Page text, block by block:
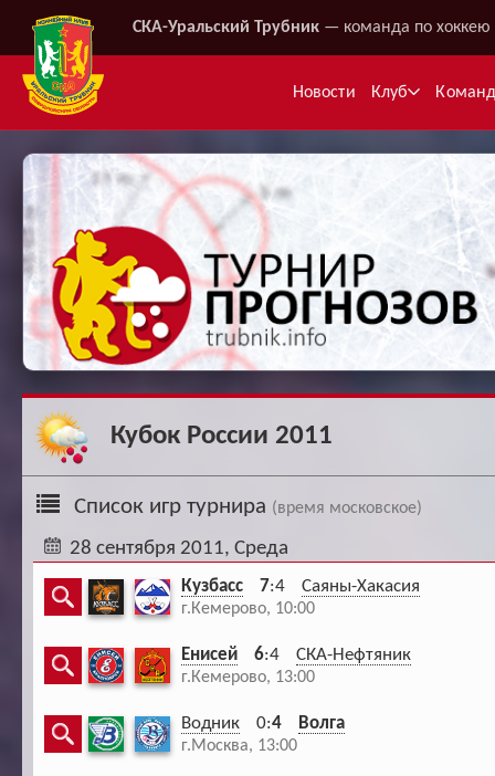
СКА-Уральский Трубник — команда по хоккею
Новости Клуб
Кубок России 2011
Список игр турнира (время московское)
28 сентября 2011, Среда
Кузбасс 7:4 Саяны-Хакасия
г.Кемерово, 10:00
Енисей 6:4 СКА-Нефтяник
г.Кемерово, 13:00
Водник 0:4 Волга
г.Москва, 13:00